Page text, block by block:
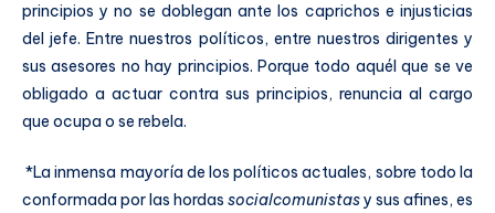
principios y no se doblegan ante los caprichos e injusticias
del jefe. Entre nuestros políticos, entre nuestros dirigentes y
sus asesores no hay principios. Porque todo aquél que se ve
obligado a actuar contra sus principios, renuncia al cargo
que ocupa o se rebela.
*La inmensa mayoría de los políticos actuales, sobre todo la
conformada por las hordas socialcomunistasy sus afines, es